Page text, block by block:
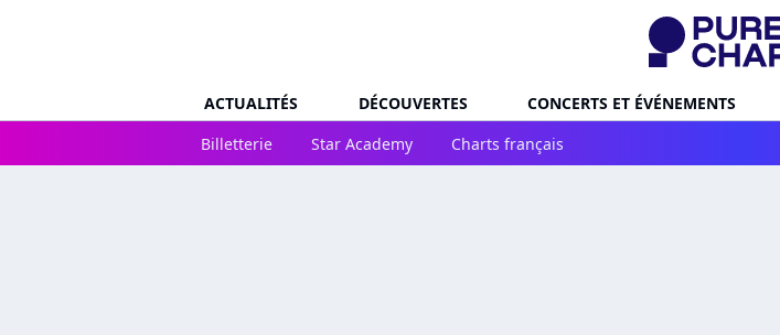
ACTUALITÉS DÉCOUVERTES CONCERTS ET ÉVÉNEMENTS
Billetterie
Star Academy Charts français